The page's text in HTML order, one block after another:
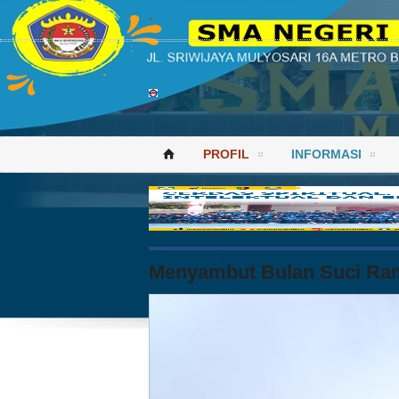
-
⌂ PROFIL INFORMASI
Menyambut Bulan Suci